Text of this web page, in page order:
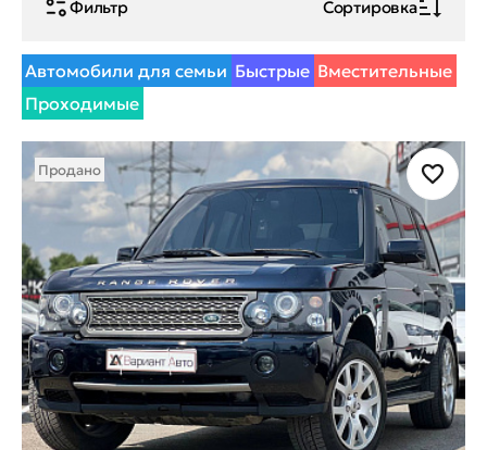
Фильтр Сортировка
Автомобили для семьи Быстрые Вместительные
Проходимые
Продано